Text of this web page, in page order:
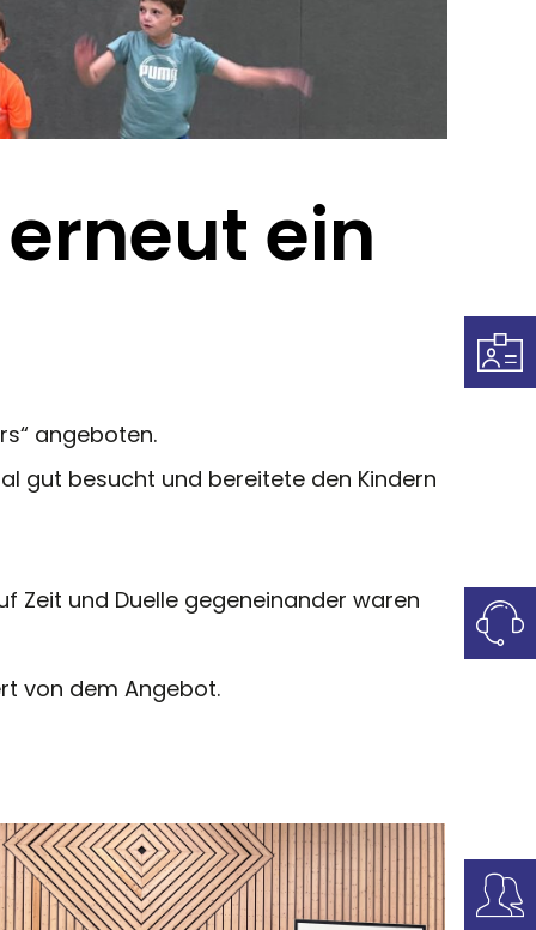
ein
angeboten.
gut besucht und bereitete den Kindern
Zeit und Duelle gegeneinander waren
von dem Angebot.